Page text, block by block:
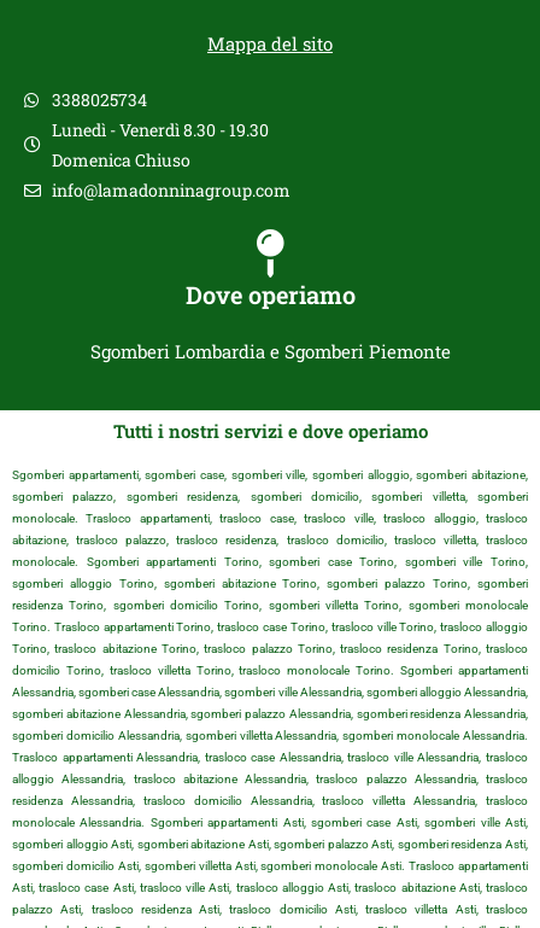
Mappa del sito
3388025734
Lunedì - Venerdì 8.30 - 19.30
Domenica Chiuso
info@lamadonninagroup.com
Dove operiamo
Sgomberi Lombardia e Sgomberi Piemonte
Tutti i nostri servizi e dove operiamo
Sgomberi appartamenti, sgomberi case, sgomberi ville, sgomberi alloggio, sgomberi abitazione,
sgomberi palazzo, sgomberi residenza, sgomberi domicilio, sgomberi villetta, sgomberi
monolocale. Trasloco appartamenti, trasloco case, trasloco ville, trasloco alloggio, trasloco
abitazione, trasloco palazzo, trasloco residenza, trasloco domicilio, trasloco villetta, trasloco
monolocale. Sgomberi appartamenti Torino, sgomberi case Torino, sgomberi ville Torino,
sgomberi alloggio Torino, sgomberi abitazione Torino, sgomberi palazzo Torino, sgomberi
residenza Torino, sgomberi domicilio Torino, sgomberi villetta Torino, sgomberi monolocale
Torino. Trasloco appartamenti Torino, trasloco case Torino, trasloco ville Torino, trasloco alloggio
Torino, trasloco abitazione Torino, trasloco palazzo Torino, trasloco residenza Torino, trasloco
domicilio Torino, trasloco villetta Torino, trasloco monolocale Torino. Sgomberi appartamenti
Alessandria, sgomberi case Alessandria, sgomberi ville Alessandria, sgomberi alloggio Alessandria,
sgomberi abitazione Alessandria, sgomberi palazzo Alessandria, sgomberi residenza Alessandria,
sgomberi domicilio Alessandria, sgomberi villetta Alessandria, sgomberi monolocale Alessandria.
Trasloco appartamenti Alessandria, trasloco case Alessandria, trasloco ville Alessandria, trasloco
alloggio Alessandria, trasloco abitazione Alessandria, trasloco palazzo Alessandria, trasloco
residenza Alessandria, trasloco domicilio Alessandria, trasloco villetta Alessandria, trasloco
monolocale Alessandria. Sgomberi appartamenti Asti, sgomberi case Asti, sgomberi ville Asti,
sgomberi alloggio Asti, sgomberi abitazione Asti, sgomberi palazzo Asti, sgomberi residenza Asti,
sgomberi domicilio Asti, sgomberi villetta Asti, sgomberi monolocale Asti. Trasloco appartamenti
Asti, trasloco case Asti, trasloco ville Asti, trasloco alloggio Asti, trasloco abitazione Asti, trasloco
palazzo Asti, trasloco residenza Asti, trasloco domicilio Asti, trasloco villetta Asti, trasloco